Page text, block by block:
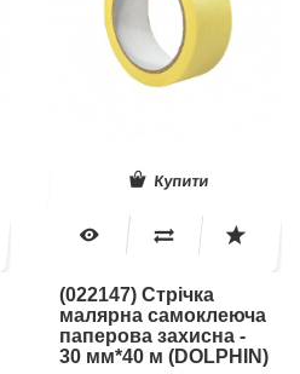
Купити
(022147) Стрічка
малярна самоклеюча
паперова захисна -
30 мм*40 м (DOLPHIN)